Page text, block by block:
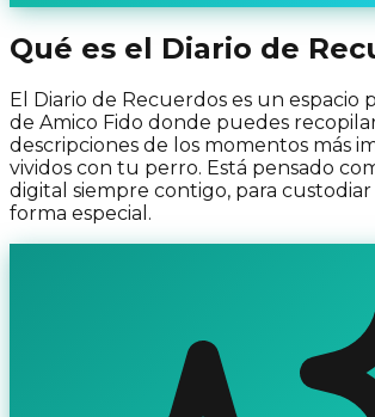
Qué es el Diario de
El Diario de Recuerdos es un espacio
de Amico Fido donde puedes
descripciones de los momentos más
vividos con tu perro. Está pensado
digital siempre contigo, para custodiar
forma especial.